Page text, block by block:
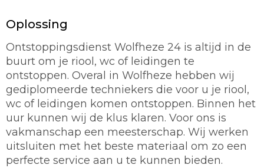
Oplossing
Ontstoppingsdienst Wolfheze 24 is altijd in de
buurt om je riool, wc of leidingen te
ontstoppen. Overal in Wolfheze hebben wij
gediplomeerde techniekers die voor u je riool,
wc of leidingen komen ontstoppen. Binnen het
uur kunnen wij de klus klaren. Voor ons is
vakmanschap een meesterschap. Wij werken
uitsluiten met het beste materiaal om zo een
perfecte service aan u te kunnen bieden.